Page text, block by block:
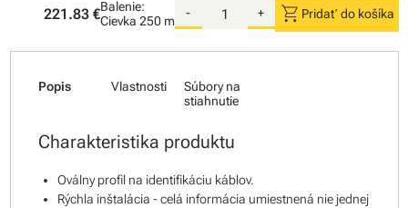
221.83 €Balenie:
Cievka 250 m
- + shopping_cart Pridať do košíka
Popis Vlastnosti
Súbory na
stiahnutie
Charakteristika produktu
Oválny profil na identifikáciu káblov.
Rýchla inštalácia - celá informácia umiestnená nie jednej